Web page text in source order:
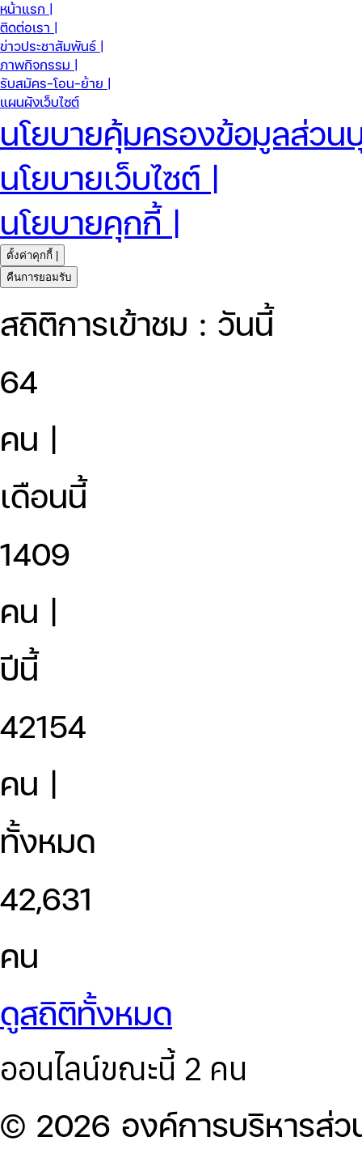
หน้าแรก |
ติดต่อเรา |
ข่าวประชาสัมพันธ์ |
ภาพกิจกรรม |
รับสมัคร-โอน-ย้าย |
แผนผังเว็บไซต์
นโยบายคุ้มครองข้อมูลส่วน
นโยบายเว็บไซต์ |
นโยบายคุกกี้ |
ตั้งค่าคุกกี้ |
คืนการยอมรับ
สถิติการเข้าชม : วันนี้
64
คน |
เดือนนี้
1409
คน |
ปีนี้
42154
คน |
ทั้งหมด
42,631
คน
ดูสถิติทั้งหมด
ออนไลน์ขณะนี้ 2 คน
© 2026 องค์การบริหารส่ว